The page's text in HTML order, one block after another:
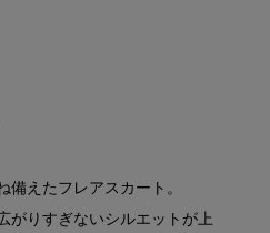
えたフレアスカート。
がりすぎないシルエットが上